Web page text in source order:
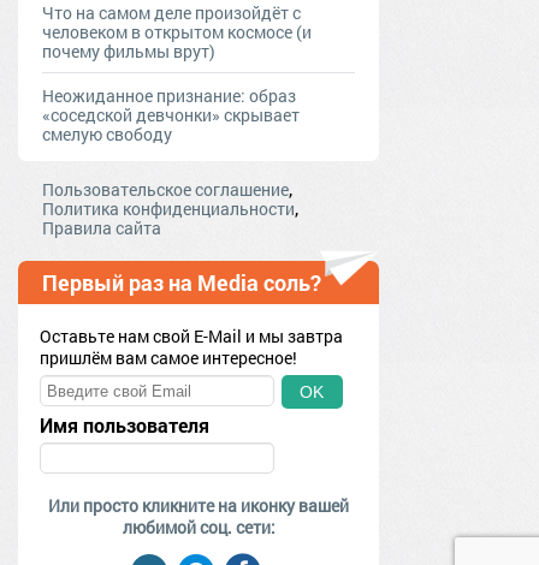
Что на самом деле произойдёт с
человеком в открытом космосе (и
почему фильмы врут)
Неожиданное признание: образ
«соседской девчонки» скрывает
смелую свободу
Пользовательское соглашение,
Политика конфиденциальности,
Правила сайта
Первый раз на Media соль?
Оставьте нам свой E-Mail и мы завтра
пришлём вам самое интересное!
OK
Имя пользователя
Или просто кликните на иконку вашей
любимой соц. сети: